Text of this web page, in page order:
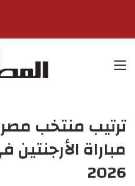
القائمة
ترتيب منتخب مصر
مباراة
2026